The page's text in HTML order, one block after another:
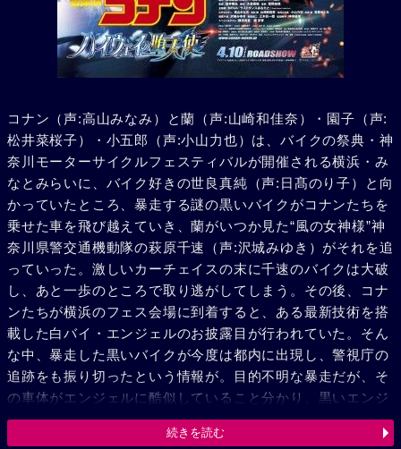
コナン（声:高山みなみ）と蘭（声:山崎和佳奈）・園子（声:
松井菜桜子）・小五郎（声:小山力也）は、バイクの祭典・神
奈川モーターサイクルフェスティバルが開催される横浜・み
なとみらいに、バイク好きの世良真純（声:日髙のり子）と向
かっていたところ、暴走する謎の黒いバイクがコナンたちを
乗せた車を飛び越えていき、蘭がいつか見た“風の女神様”神
奈川県警交通機動隊の萩原千速（声:沢城みゆき）がそれを追
っていった。激しいカーチェイスの末に千速のバイクは大破
し、あと一歩のところで取り逃がしてしまう。その後、コナ
ンたちが横浜のフェス会場に到着すると、ある最新技術を搭
載した白バイ・エンジェルのお披露目が行われていた。そん
な中、暴走した黒いバイクが今度は都内に出現し、警視庁の
追跡をも振り切ったという情報が。目的不明な暴走だが、そ
の車体がエンジェルに酷似していること分かり、黒いエンジ
ェル“ルシファー”と呼び、追跡を続ける。弟の萩原研二（声:
三木眞一郎）とその同期・松田陣平（声:神奈延年）との記憶
続きを読む